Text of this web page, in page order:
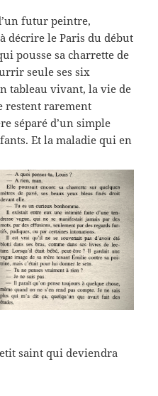
futur peintre,
décrire le Paris du début
pousse sa charrette de
seule ses six
tableau vivant, la vie de
restent rarement
séparé d’un simple
Et la maladie qui en
saint qui deviendra